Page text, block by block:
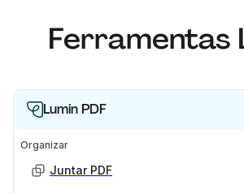
Ferramentas
Lumin PDF
Organizar
Juntar PDF